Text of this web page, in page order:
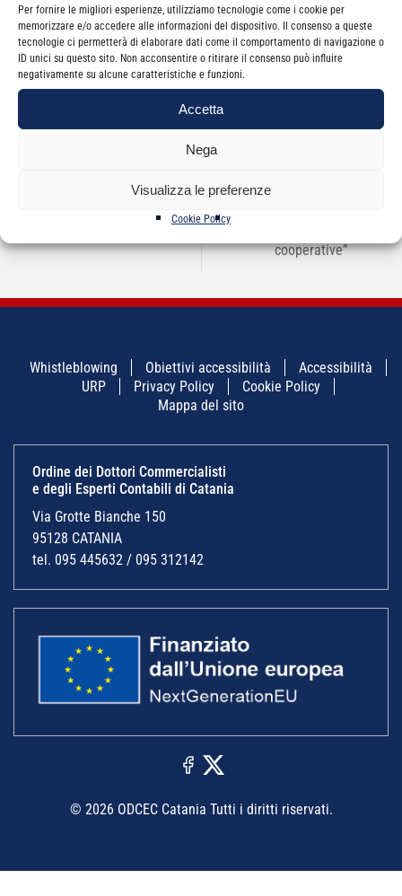
Per fornire le migliori esperienze, utilizziamo tecnologie come i cookie per
memorizzare e/o accedere alle informazioni del dispositivo. Il consenso a queste
tecnologie ci permetterà di elaborare dati come il comportamento di navigazione o
ID unici su questo sito. Non acconsentire o ritirare il consenso può influire
negativamente su alcune caratteristiche e funzioni.
Accetta
Nega
Visualizza le preferenze
Cookie Policy
Non sono presenti appuntamenti per questo
evento.
“IL TRUST: ATTUALITA’
cooperative”
Whistleblowing Obiettivi accessibilità
Accessibilità
URP
Privacy Policy
Cookie Policy
Mappa del sito
Ordine dei Dottori Commercialisti
e degli Esperti Contabili di Catania
Via Grotte Bianche 150
95128 CATANIA
tel. 095 445632 / 095 312142
© 2026 ODCEC Catania Tutti i diritti riservati.